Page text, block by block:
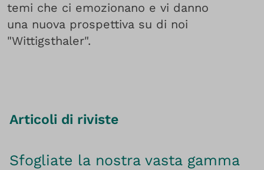
temi che ci emozionano e vi danno
una nuova prospettiva su di noi
"Wittigsthaler".
Articoli di riviste
Sfogliate la nostra vasta gamma